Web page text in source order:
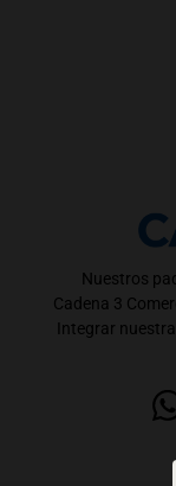
Nuestros
Cadena 3
Integrar nuestra